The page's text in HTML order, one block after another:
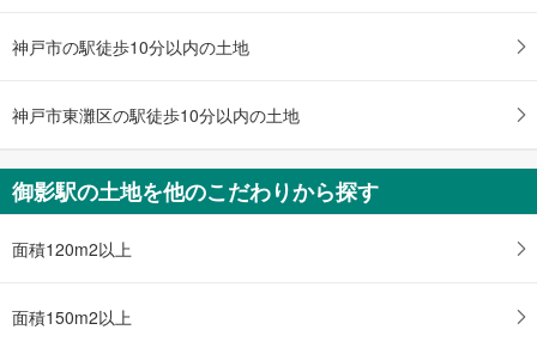
神戸市の駅徒歩10分以内の土地
神戸市東灘区の駅徒歩10分以内の土地
御影駅の土地を他のこだわりから探す
面積120m2以上
面積150m2以上